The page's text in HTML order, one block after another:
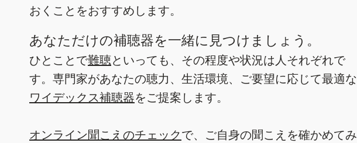
おくことをおすすめします。
あなただけの補聴器を一緒に見つけましょう。
ひとことで難聴といっても、その程度や状況は人それぞれで
す。専門家があなたの聴力、生活環境、ご要望に応じて最適な
ワイデックス補聴器をご提案します。
オンライン聞こえのチェックで、ご自身の聞こえを確かめてみ